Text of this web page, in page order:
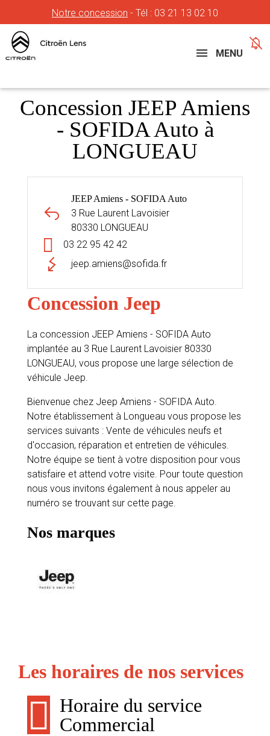
Notre concession - Tél : 03 21 13 02 10
Concessions
MENU
Concession JEEP Amiens
- SOFIDA Auto à
LONGUEAU
JEEP Amiens - SOFIDA Auto
3 Rue Laurent Lavoisier
80330 LONGUEAU
03 22 95 42 42
jeep.amiens@sofida.fr
Concession Jeep
La concession JEEP Amiens - SOFIDA Auto
implantée au 3 Rue Laurent Lavoisier 80330
LONGUEAU, vous propose une large sélection de
véhicule Jeep.
Bienvenue chez Jeep Amiens - SOFIDA Auto.
Notre établissement à Longueau vous propose les
services suivants : Vente de véhicules neufs et
d'occasion, réparation et entretien de véhicules.
Notre équipe se tient à votre disposition pour vous
satisfaire et attend votre visite. Pour toute question
nous vous invitons également à nous appeler au
numéro se trouvant sur cette page.
Nos marques
Les horaires de nos services
Horaire du service
Commercial